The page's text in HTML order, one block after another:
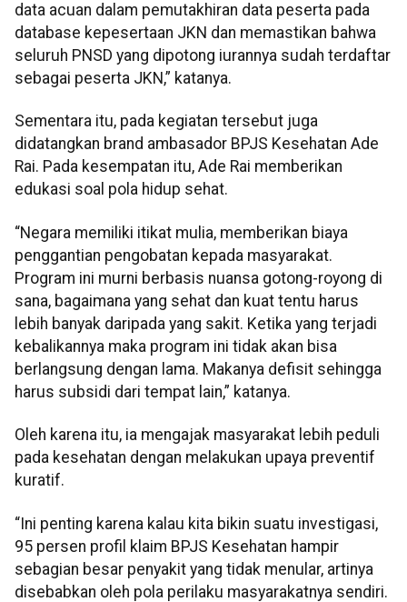
data acuan dalam pemutakhiran data peserta pada
database kepesertaan JKN dan memastikan bahwa
seluruh PNSD yang dipotong iurannya sudah terdaftar
sebagai peserta JKN,” katanya.
Sementara itu, pada kegiatan tersebut juga
didatangkan brand ambasador BPJS Kesehatan Ade
Rai. Pada kesempatan itu, Ade Rai memberikan
edukasi soal pola hidup sehat.
“Negara memiliki itikat mulia, memberikan biaya
penggantian pengobatan kepada masyarakat.
Program ini murni berbasis nuansa gotong-royong di
sana, bagaimana yang sehat dan kuat tentu harus
lebih banyak daripada yang sakit. Ketika yang terjadi
kebalikannya maka program ini tidak akan bisa
berlangsung dengan lama. Makanya defisit sehingga
harus subsidi dari tempat lain,” katanya.
Oleh karena itu, ia mengajak masyarakat lebih peduli
pada kesehatan dengan melakukan upaya preventif
kuratif.
“Ini penting karena kalau kita bikin suatu investigasi,
95 persen profil klaim BPJS Kesehatan hampir
sebagian besar penyakit yang tidak menular, artinya
disebabkan oleh pola perilaku masyarakatnya sendiri.